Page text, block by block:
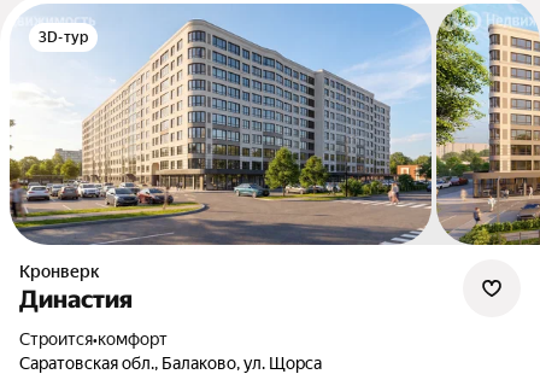
3D-тур
Кронверк
Династия
Строится•комфорт
Саратовская обл., Балаково, ул. Щорса